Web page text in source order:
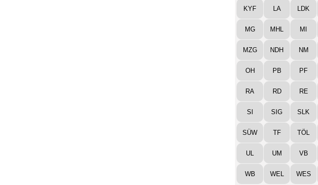
KYF LA LDK
MG MHL MI
MZG NDH NM
OH PB PF
RA RD RE
SI SIG SLK
SÜW TF TÖL
UL UM VB
WB WEL WES